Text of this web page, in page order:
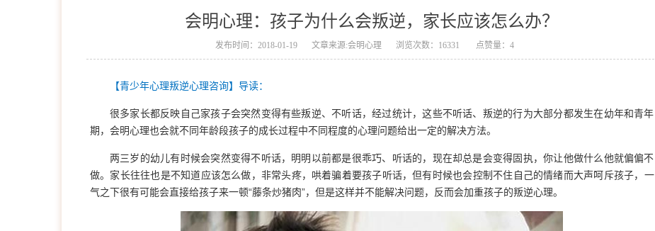
会明心理：孩子为什么会叛逆，家长应该怎么办？
发布时间：2018-01-19 文章来源:会明心理 浏览次数：16331 点赞量：4
【青少年心理叛逆心理咨询】导读：
很多家长都反映自己家孩子会突然变得有些叛逆、不听话，经过统计，这些不听话、叛逆的行为大部分都发生在幼年和青年
期，会明心理也会就不同年龄段孩子的成长过程中不同程度的心理问题给出一定的解决方法。
两三岁的幼儿有时候会突然变得不听话，明明以前都是很乖巧、听话的，现在却总是会变得固执，你让他做什么他就偏偏不
做。家长往往也是不知道应该怎么做，非常头疼，哄着骗着要孩子听话，但有时候也会控制不住自己的情绪而大声呵斥孩子，一
气之下很有可能会直接给孩子来一顿“藤条炒猪肉”，但是这样并不能解决问题，反而会加重孩子的叛逆心理。